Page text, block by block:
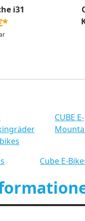
i31
CUBE E-
Cube E-